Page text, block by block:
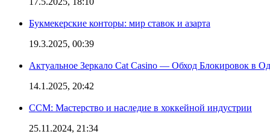
Букмекерские конторы: мир ставок и азарта
19.3.2025, 00:39
Актуальное Зеркало Cat Casino — Обход Блокировок в
14.1.2025, 20:42
CCM: Мастерство и наследие в хоккейной индустрии
25.11.2024, 21:34